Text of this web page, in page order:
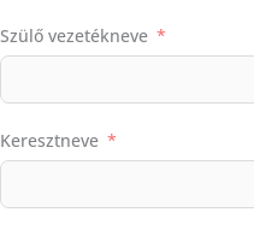
Szülő vezetékneve
Keresztneve